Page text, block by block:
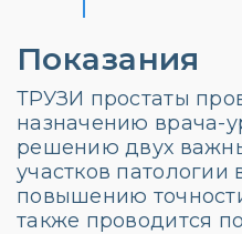
Показания
ТРУЗИ простаты
назначению врача-
решению двух
участков патологии
повышению
также проводится